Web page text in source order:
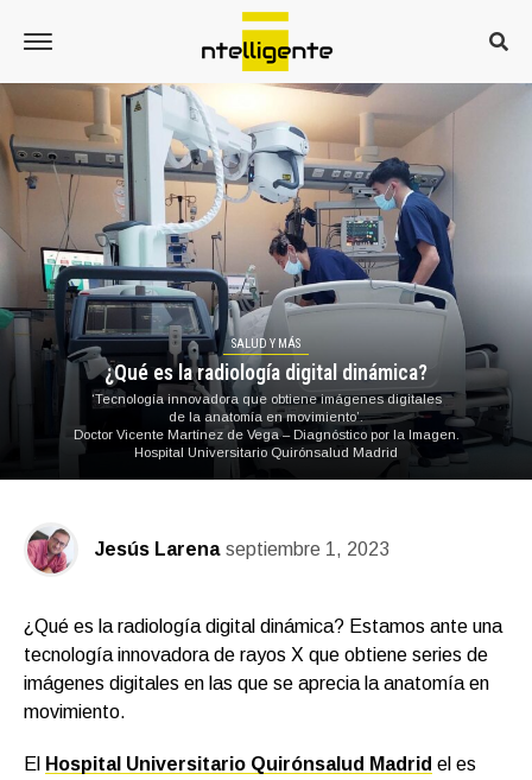
SALUD Y MÁS
¿Qué es la radiología digital dinámica?
‘Tecnología innovadora que obtiene imágenes digitales
de la anatomía en movimiento’.
Doctor Vicente Martínez de Vega – Diagnóstico por la Imagen.
Hospital Universitario Quirónsalud Madrid
Jesús Larena septiembre 1, 2023
¿Qué es la radiología digital dinámica? Estamos ante una
tecnología innovadora de rayos X que obtiene series de
imágenes digitales en las que se aprecia la anatomía en
movimiento.
El Hospital Universitario Quirónsalud Madrid el es